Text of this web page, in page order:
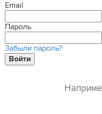
Email
Пароль
Забыли пароль?
Войти